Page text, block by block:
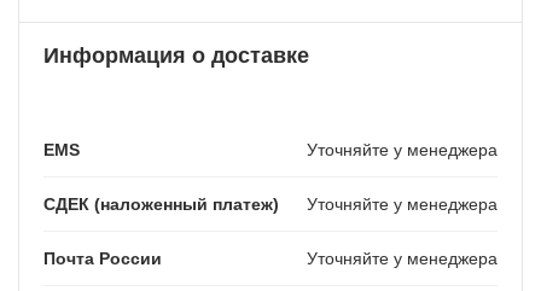
Информация о доставке
EMS Уточняйте у менеджера
СДЕК (наложенный платеж) Уточняйте у менеджера
Почта России Уточняйте у менеджера